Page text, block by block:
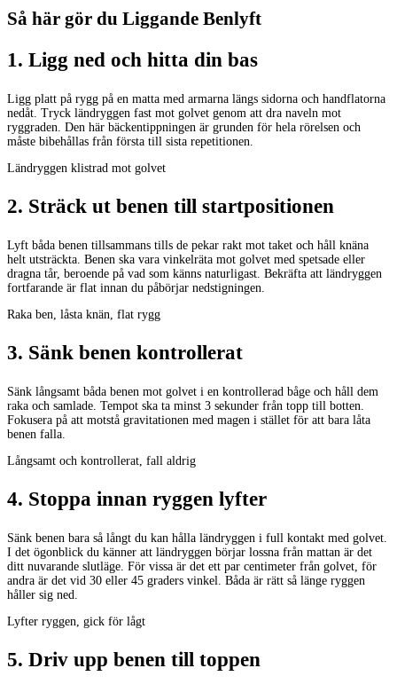
Så här gör du Liggande Benlyft
1. Ligg ned och hitta din bas
Ligg platt på rygg på en matta med armarna längs sidorna och handflatorna
nedåt. Tryck ländryggen fast mot golvet genom att dra naveln mot
ryggraden. Den här bäckentippningen är grunden för hela rörelsen och
måste bibehållas från första till sista repetitionen.
Ländryggen klistrad mot golvet
2. Sträck ut benen till startpositionen
Lyft båda benen tillsammans tills de pekar rakt mot taket och håll knäna
helt utsträckta. Benen ska vara vinkelräta mot golvet med spetsade eller
dragna tår, beroende på vad som känns naturligast. Bekräfta att ländryggen
fortfarande är flat innan du påbörjar nedstigningen.
Raka ben, låsta knän, flat rygg
3. Sänk benen kontrollerat
Sänk långsamt båda benen mot golvet i en kontrollerad båge och håll dem
raka och samlade. Tempot ska ta minst 3 sekunder från topp till botten.
Fokusera på att motstå gravitationen med magen i stället för att bara låta
benen falla.
Långsamt och kontrollerat, fall aldrig
4. Stoppa innan ryggen lyfter
Sänk benen bara så långt du kan hålla ländryggen i full kontakt med golvet.
I det ögonblick du känner att ländryggen börjar lossna från mattan är det
ditt nuvarande slutläge. För vissa är det ett par centimeter från golvet, för
andra är det vid 30 eller 45 graders vinkel. Båda är rätt så länge ryggen
håller sig ned.
Lyfter ryggen, gick för lågt
5. Driv upp benen till toppen